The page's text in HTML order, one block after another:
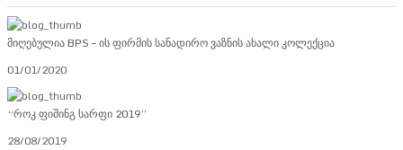
მიღებულია BPS – ის ფირმის სანადირო ვაზნის ახალი კოლექცია
01/01/2020
“როკ ფიშინგ სარფი 2019”
28/08/2019